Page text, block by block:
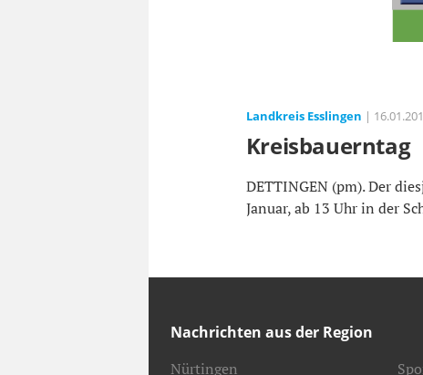
Landkreis Esslingen |
Kreisbauerntag
DETTINGEN (pm). Der
Januar, ab 13 Uhr in der
Nachrichten aus der Region
Nürtingen